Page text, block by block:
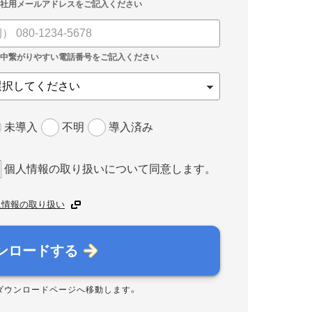
未導入 不明 導入済み
個人情報の取り扱いについて同意します。
報の取り扱い
ロードする
ウンロードページへ移動します。